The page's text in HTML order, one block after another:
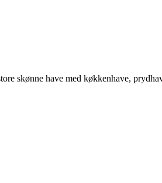
skønne have med køkkenhave,